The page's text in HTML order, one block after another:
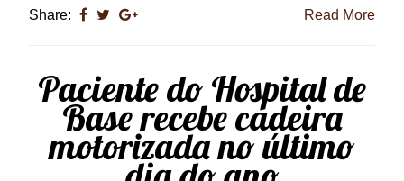
Share:
Read More
Paciente do Hospital de
Base recebe cadeira
motorizada no último